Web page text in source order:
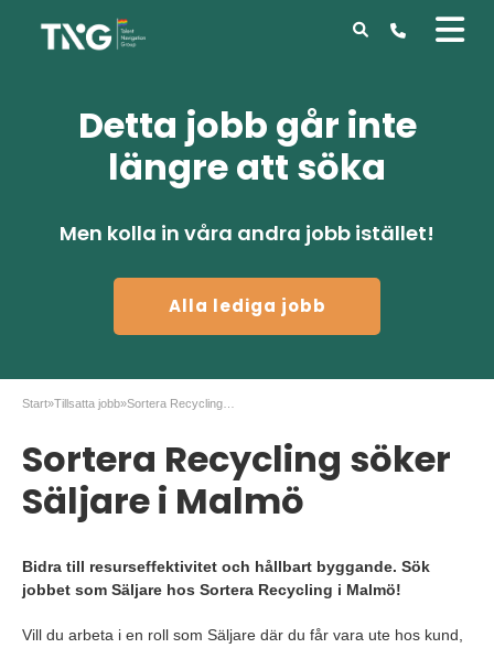
Detta jobb går inte
längre att söka
Men kolla in våra andra jobb istället!
Alla lediga jobb
Start»Tillsatta jobb»
Sortera Recycling söker
Säljare i Malmö
Bidra till resurseffektivitet och hållbart byggande. Sök
jobbet som Säljare hos Sortera Recycling i Malmö!
Vill du arbeta i en roll som Säljare där du får vara ute hos kund,